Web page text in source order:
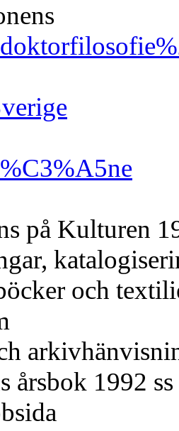
på Kulturen
och
årsbok 1992